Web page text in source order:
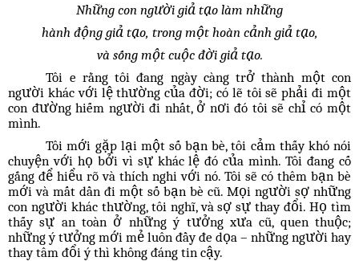
Những con người giả tạo làm những
hành động giả tạo, trong một hoàn cảnh giả tạo,
và sống một cuộc đời giả tạo.
Tôi e rằng tôi đang ngày càng trở thành một con
người khác với lệ thường của đời; có lẽ tôi sẽ phải đi một
con đường hiếm người đi nhất, ở nơi đó tôi sẽ chỉ có một
mình.
Tôi mới gặp lại một số bạn bè, tôi cảm thấy khó nói
chuyện với họ bởi vì sự khác lệ đó của mình. Tôi đang cố
gắng để hiểu rõ và thích nghi với nó. Tôi sẽ có thêm bạn bè
mới và mất dần đi một số bạn bè cũ. Mọi người sợ những
con người khác thường, tôi nghĩ, và sợ sự thay đổi. Họ tìm
thấy sự an toàn ở những ý tưởng xưa cũ, quen thuộc;
những ý tưởng mới mẻ luôn đầy đe dọa – những người hay
thay tâm đổi ý thì không đáng tin cậy.